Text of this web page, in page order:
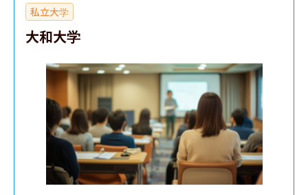
私立大学
大和大学